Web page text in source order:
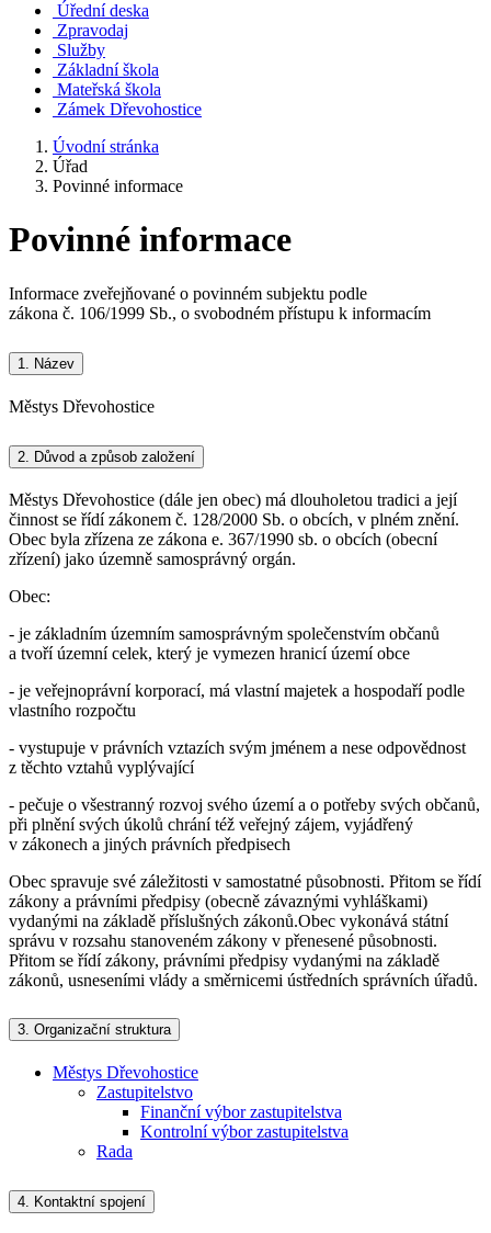
Úřední deska
Zpravodaj
Služby
Základní škola
Mateřská škola
Zámek Dřevohostice
Úvodní stránka
Úřad
Povinné informace
Povinné informace
Informace zveřejňované o povinném subjektu podle
zákona č. 106/1999 Sb., o svobodném přístupu k informacím
1. Název
Městys Dřevohostice
2. Důvod a způsob založení
Městys Dřevohostice (dále jen obec) má dlouholetou tradici a její
činnost se řídí zákonem č. 128/2000 Sb. o obcích, v plném znění.
Obec byla zřízena ze zákona e. 367/1990 sb. o obcích (obecní
zřízení) jako územně samosprávný orgán.
Obec:
- je základním územním samosprávným společenstvím občanů
a tvoří územní celek, který je vymezen hranicí území obce
- je veřejnoprávní korporací, má vlastní majetek a hospodaří podle
vlastního rozpočtu
- vystupuje v právních vztazích svým jménem a nese odpovědnost
z těchto vztahů vyplývající
- pečuje o všestranný rozvoj svého území a o potřeby svých občanů,
při plnění svých úkolů chrání též veřejný zájem, vyjádřený
v zákonech a jiných právních předpisech
Obec spravuje své záležitosti v samostatné působnosti. Přitom se řídí
zákony a právními předpisy (obecně závaznými vyhláškami)
vydanými na základě příslušných zákonů.Obec vykonává státní
správu v rozsahu stanoveném zákony v přenesené působnosti.
Přitom se řídí zákony, právními předpisy vydanými na základě
zákonů, usneseními vlády a směrnicemi ústředních správních úřadů.
3. Organizační struktura
Městys Dřevohostice
Zastupitelstvo
Finanční výbor zastupitelstva
Kontrolní výbor zastupitelstva
Rada
4. Kontaktní spojení